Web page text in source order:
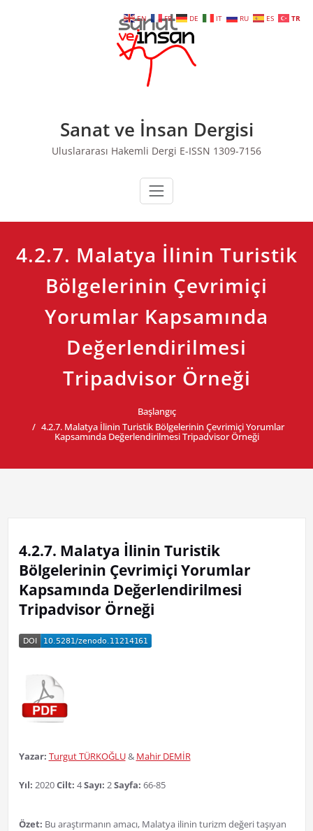
Sanat ve İnsan Dergisi
Uluslararası Hakemli Dergi E-ISSN 1309-7156
4.2.7. Malatya İlinin Turistik
Bölgelerinin Çevrimiçi
Yorumlar Kapsamında
Değerlendirilmesi
Tripadvisor Örneği
Başlangıç
4.2.7. Malatya İlinin Turistik Bölgelerinin Çevrimiçi Yorumlar
Kapsamında Değerlendirilmesi Tripadvisor Örneği
4.2.7. Malatya İlinin Turistik
Bölgelerinin Çevrimiçi Yorumlar
Kapsamında Değerlendirilmesi
Tripadvisor Örneği
Yazar: Turgut TÜRKOĞLU& Mahir DEMİR
Yıl: 2020Cilt: 4Sayı: 2Sayfa: 66-85
Özet: Bu araştırmanın amacı, Malatya ilinin turizm değeri taşıyan
EN FR DE IT RU ES TR